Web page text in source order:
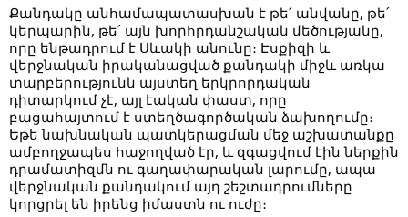
Քանդակը անհամապատասխան է թե՛ անվանը, թե՛
կերպարին, թե՛ այն խորհրդանշական մեծությանը,
որը ենթադրում է Սևակի անունը։ Էսքիզի և
վերջնական իրականացված քանդակի միջև առկա
տարբերությունն այստեղ երկրորդական
դիտարկում չէ, այլ էական փաստ, որը
բացահայտում է ստեղծագործական ձախողումը։
Եթե նախնական պատկերացման մեջ աշխատանքը
ամբողջապես հաջողված էր, և զգացվում էին ներքին
դրամատիզմն ու գաղափարական լարումը, ապա
վերջնական քանդակում այդ շեշտադրումները
կորցրել են իրենց իմաստն ու ուժը։